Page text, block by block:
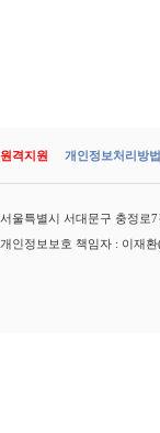
원격지원 개인정보처리방법
서울특별시 서대문구 충정로
개인정보보호 책임자 : 이재환